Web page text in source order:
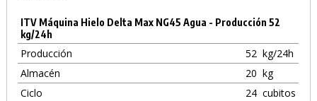
ITV Máquina Hielo Delta Max NG45 Agua - Producción 52
kg/24h
Producción 52 kg/24h
Almacén
20 kg
Ciclo
24 cubitos